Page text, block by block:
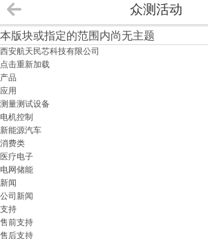
众测活动
本版块或指定的范围内尚无主题
西安航天民芯科技有限公司
点击重新加载
产品
应用
测量测试设备
电机控制
新能源汽车
消费类
医疗电子
电网储能
新闻
公司新闻
支持
售前支持
售后支持